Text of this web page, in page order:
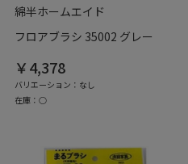
綿半ホームエイド
フロアブラシ 35002 グレー
￥4,378
バリエーション：なし
在庫：○